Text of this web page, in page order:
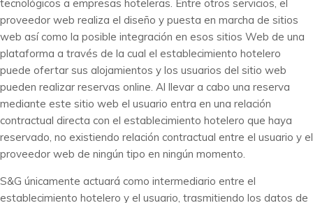
tecnológicos a empresas hoteleras. Entre otros servicios, el
proveedor web realiza el diseño y puesta en marcha de sitios
web así como la posible integración en esos sitios Web de una
plataforma a través de la cual el establecimiento hotelero
puede ofertar sus alojamientos y los usuarios del sitio web
pueden realizar reservas online. Al llevar a cabo una reserva
mediante este sitio web el usuario entra en una relación
contractual directa con el establecimiento hotelero que haya
reservado, no existiendo relación contractual entre el usuario y el
proveedor web de ningún tipo en ningún momento.
S&G únicamente actuará como intermediario entre el
establecimiento hotelero y el usuario, trasmitiendo los datos de